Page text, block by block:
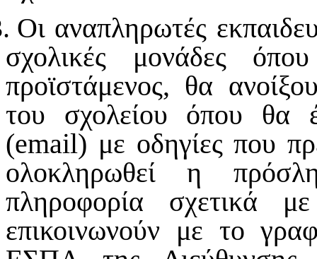
Οι αναπληρωτές
σχολικές μονάδες
προϊστάμενος, θα
του σχολείου όπου θα
(email) με οδηγίες που
ολοκληρωθεί η
πληροφορία σχετικά
επικοινωνούν με το